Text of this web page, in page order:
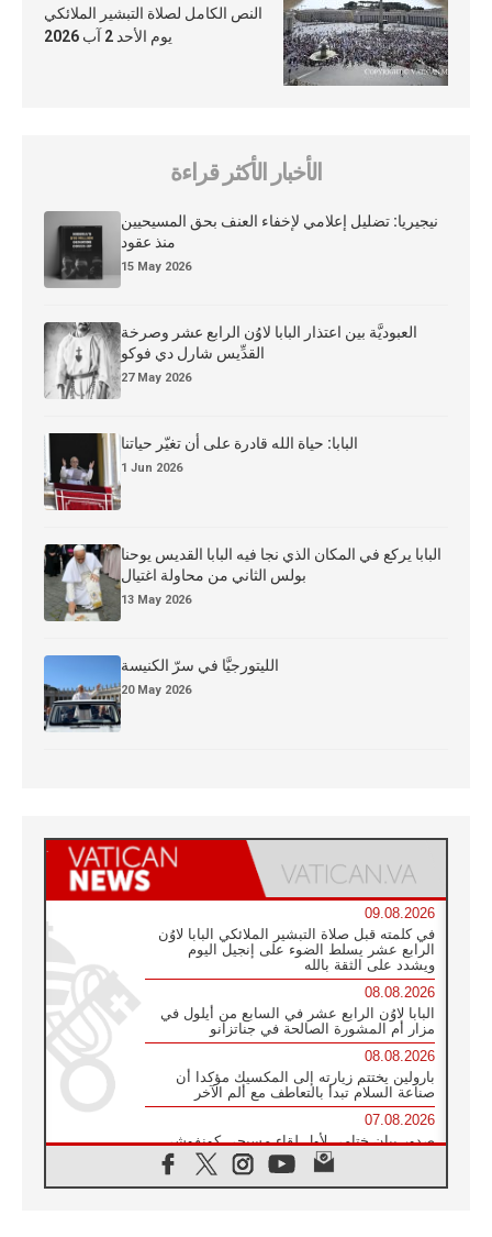
النص الكامل لصلاة التبشير الملائكي
يوم الأحد 2 آب 2026
الأخبار الأكثر قراءة
نيجيريا: تضليل إعلامي لإخفاء العنف بحق المسيحيين
منذ عقود
15 May 2026
العبوديَّة بين اعتذار البابا لاوُن الرابع عشر وصرخة
القدِّيس شارل دي فوكو
27 May 2026
البابا: حياة الله قادرة على أن تغيّر حياتنا
1 Jun 2026
البابا يركع في المكان الذي نجا فيه البابا القديس يوحنا
بولس الثاني من محاولة اغتيال
13 May 2026
الليتورجيَّا في سرّ الكنيسة
20 May 2026
09.08.2026
في كلمته قبل صلاة التبشير الملائكي البابا لاوُن
الرابع عشر يسلط الضوء على إنجيل اليوم
ويشدد على الثقة بالله
08.08.2026
البابا لاوُن الرابع عشر في السابع من أيلول في
مزار أم المشورة الصالحة في جناتزانو
08.08.2026
بارولين يختتم زيارته إلى المكسيك مؤكدا أن
صناعة السلام تبدأ بالتعاطف مع ألم الآخر
07.08.2026
صدور بيان ختامي لأول لقاء مسيحي كونفوشي
بمشاركة الدائرة الفاتيكانية للحوار بين الأديان
07.08.2026